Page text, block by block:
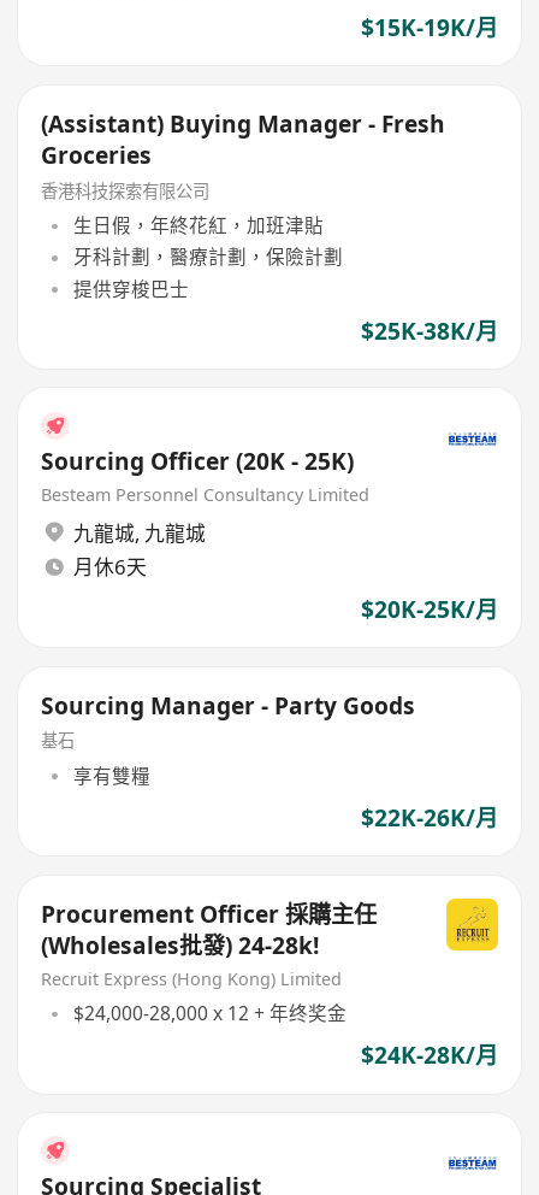
$15K-19K/月
(Assistant) Buying Manager - Fresh
Groceries
香港科技探索有限公司
生日假，年終花紅，加班津貼
牙科計劃，醫療計劃，保險計劃
提供穿梭巴士
$25K-38K/月
Sourcing Officer (20K - 25K)
Besteam Personnel Consultancy Limited
九龍城, 九龍城
月休6天
$20K-25K/月
Sourcing Manager - Party Goods
基石
享有雙糧
$22K-26K/月
Procurement Officer 採購主任
(Wholesales批發) 24-28k!
Recruit Express (Hong Kong) Limited
$24,000-28,000 x 12 + 年终奖金
$24K-28K/月
Sourcing Specialist